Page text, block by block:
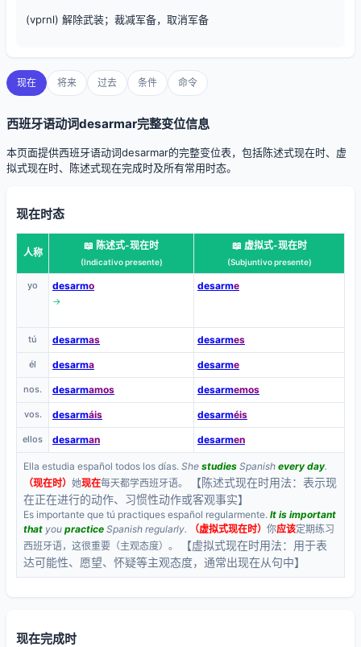
(vprnl) 解除武装；裁减军备，取消军备
现在 将来 过去 条件 命令
西班牙语动词desarmar完整变位信息
本页面提供西班牙语动词desarmar的完整变位表，包括陈述式现在时、虚
拟式现在时、陈述式现在完成时及所有常用时态。
现在时态
人称
📖 陈述式-现在时
(Indicativo presente)
📖 虚拟式-现在时
(Subjuntivo presente)
yo desarmo
→
desarme
tú desarmas desarmes
él desarma desarme
nos. desarmamos desarmemos
vos. desarmáis desarméis
ellos desarman desarmen
Ella estudia español todos los días. She studies Spanish every day.
（现在时） 她现在每天都学西班牙语。
【陈述式现在时用法：表示现
在正在进行的动作、习惯性动作或客观事实】
Es importante que tú practiques español regularmente. It is important
that you practice Spanish regularly. （虚拟式现在时） 你应该定期练习
西班牙语，这很重要（主观态度）。
【虚拟式现在时用法：用于表
达可能性、愿望、怀疑等主观态度，通常出现在从句中】
现在完成时